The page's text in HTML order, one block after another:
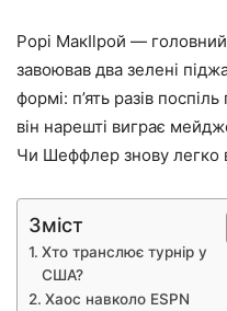
Рорі МакIlрой —
завоював два зелені
формі: п’ять разів
він нарешті виграє
Чи Шеффлер знову легко
Зміст
Хто транслює турнір у
США?
Хаос навколо ESPN